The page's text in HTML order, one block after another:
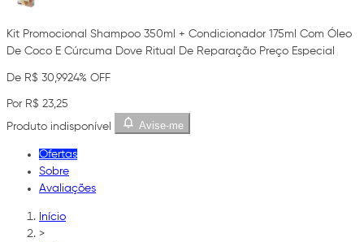
Kit Promocional Shampoo 350ml + Condicionador 175ml Com Óleo
De Coco E Cúrcuma Dove Ritual De Reparação Preço Especial
De R$ 30,9924% OFF
Por R$ 23,25
Produto indisponível
Avise-me
Ofertas
Sobre
Avaliações
Início
>